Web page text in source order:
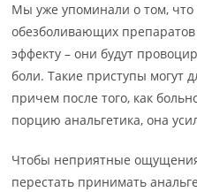
Мы уже упоминали о том, что
обезболивающих
эффекту – они будут
боли. Такие приступы могут
причем после того, как
порцию анальгетика, она
Чтобы неприятные
перестать принимать